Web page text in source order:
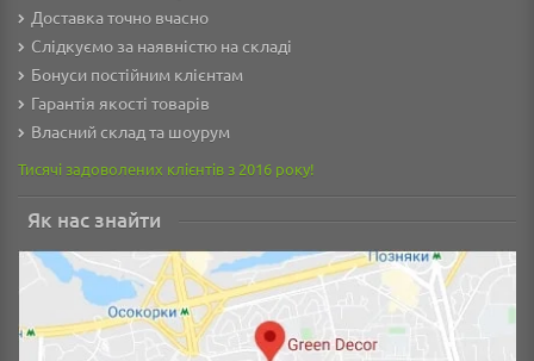
Доставка точно вчасно
Слідкуємо за наявністю на складі
Бонуси постійним клієнтам
Гарантія якості товарів
Власний склад та шоурум
Тисячі задоволених клієнтів з 2016 року!
Як нас знайти